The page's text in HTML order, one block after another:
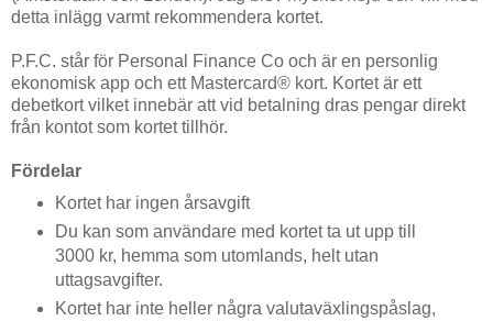
detta inlägg varmt rekommendera kortet.
P.F.C. står för Personal Finance Co och är en personlig
ekonomisk app och ett Mastercard® kort. Kortet är ett
debetkort vilket innebär att vid betalning dras pengar direkt
från kontot som kortet tillhör.
Fördelar
Kortet har ingen årsavgift
Du kan som användare med kortet ta ut upp till
3000 kr, hemma som utomlands, helt utan
uttagsavgifter.
Kortet har inte heller några valutaväxlingspåslag,